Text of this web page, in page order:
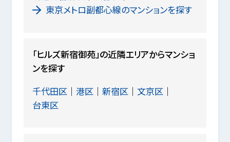
東京メトロ副都心線のマンションを探す
「ヒルズ新宿御苑」の近隣エリアからマンショ
ンを探す
千代田区
港区 新宿区
文京区
台東区